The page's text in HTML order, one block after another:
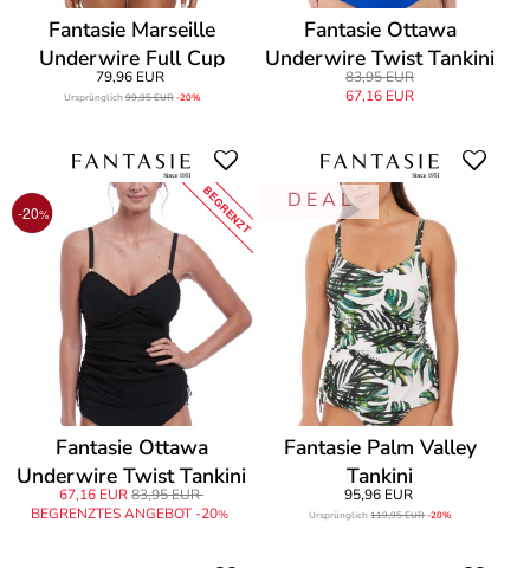
Fantasie Marseille
Underwire Full Cup
Tankini
79,96 EUR
Ursprünglich99,95 EUR -20%
Fantasie Ottawa
Underwire Twist Tankini
83,95 EUR
67,16 EUR
-20% BEGRENZT
Fantasie Ottawa
Underwire Twist Tankini
67,16 EUR83,95 EUR
BEGRENZTES ANGEBOT -20%
D E A L
Fantasie Palm Valley
Tankini
95,96 EUR
Ursprünglich119,95 EUR-20%